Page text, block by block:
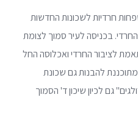
חרדיות לשכונות החדשות
בכניסה לעיר סמוך לצומת
לציבור החרדי ואכלוסה החל
להבנות גם שכונת
גם לכיון שיכון ד' הסמוך